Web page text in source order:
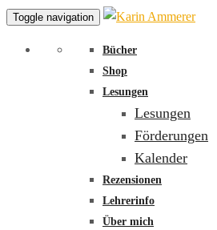
Toggle navigation
Bücher
Shop
Lesungen
Lesungen
Förderungen
Kalender
Rezensionen
Lehrerinfo
Über mich